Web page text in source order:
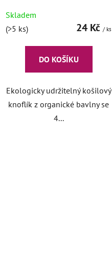
Skladem
(>5 ks)
24 Kč / ks
DO KOŠÍKU
Ekologicky udržitelný košilový
knoflík z organické bavlny se
4...